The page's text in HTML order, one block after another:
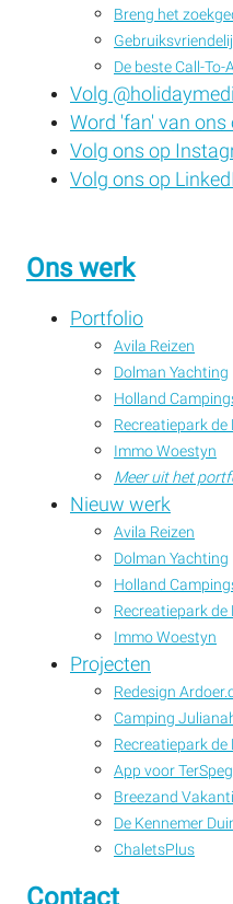
Breng het
De beste Call-
Volg
Word 'fan' van ons
Volg ons op
Volg ons op
Ons werk
Portfolio
Avila Reizen
Dolman Yachting
Holland
Recreatiepark de
Immo Woestyn
Meer uit het
Nieuw werk
Avila Reizen
Dolman Yachting
Holland
Recreatiepark de
Immo Woestyn
Projecten
Redesign
Camping
Recreatiepark de
App voor
Breezand
De Kennemer
ChaletsPlus
Contact